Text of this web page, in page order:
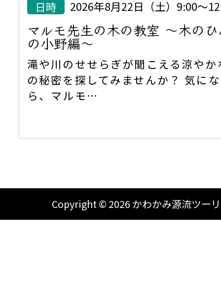
日時 2026年8月22日（土）9:00～
マルモ先生の木の教室 ～木の
の小野編～
滝や川のせせらぎが聞こえる涼や
の秘密を探してみませんか？ 気に
ら、マルモ…
Copyright © 2026 かわかみ源流ツー